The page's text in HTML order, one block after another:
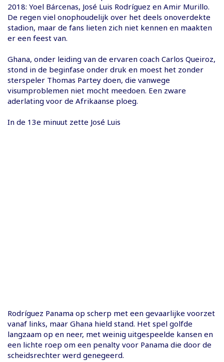
2018: Yoel Bárcenas, José Luis Rodríguez en Amir Murillo.
De regen viel onophoudelijk over het deels onoverdekte
stadion, maar de fans lieten zich niet kennen en maakten
er een feest van.
Ghana, onder leiding van de ervaren coach Carlos Queiroz,
stond in de beginfase onder druk en moest het zonder
sterspeler Thomas Partey doen, die vanwege
visumproblemen niet mocht meedoen. Een zware
aderlating voor de Afrikaanse ploeg.
In de 13e minuut zette José Luis
Rodríguez Panama op scherp met een gevaarlijke voorzet
vanaf links, maar Ghana hield stand. Het spel golfde
langzaam op en neer, met weinig uitgespeelde kansen en
een lichte roep om een penalty voor Panama die door de
scheidsrechter werd genegeerd.